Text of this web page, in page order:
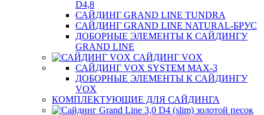
D4,8
САЙДИНГ GRAND LINE TUNDRA
САЙДИНГ GRAND LINE NATURAL-БРУС
ДОБОРНЫЕ ЭЛЕМЕНТЫ К САЙДИНГУ
GRAND LINE
САЙДИНГ VOX
САЙДИНГ VOX SYSTEM MAX-3
ДОБОРНЫЕ ЭЛЕМЕНТЫ К САЙДИНГУ
VOX
КОМПЛЕКТУЮЩИЕ ДЛЯ САЙДИНГА